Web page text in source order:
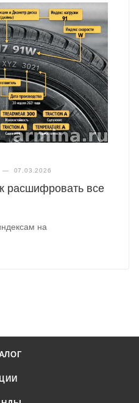
— 07.03.2026
расшифровать все
на